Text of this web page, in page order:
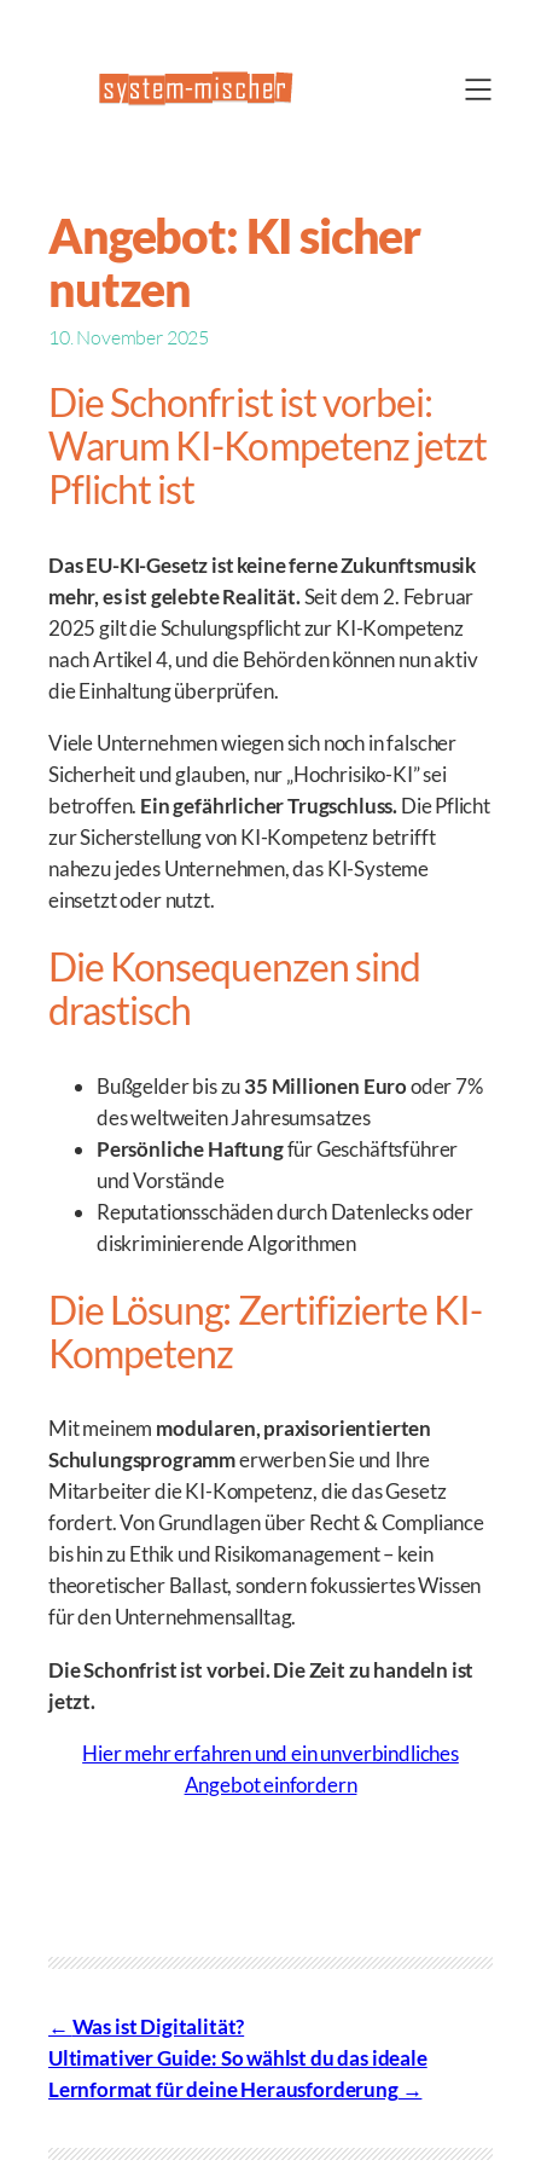
Angebot: KI sicher
nutzen
10. November 2025
Die Schonfrist ist vorbei:
Warum KI-Kompetenz jetzt
Pflicht ist
Das EU-KI-Gesetz ist keine ferne Zukunftsmusik
mehr, es ist gelebte Realität.Seit dem 2. Februar
2025 gilt die Schulungspflicht zur KI-Kompetenz
nach Artikel 4, und die Behörden können nun aktiv
die Einhaltung überprüfen.
Viele Unternehmen wiegen sich noch in falscher
Sicherheit und glauben, nur „Hochrisiko-KI” sei
betroffen. Ein gefährlicher Trugschluss.Die Pflicht
zur Sicherstellung von KI-Kompetenz betrifft
nahezu jedes Unternehmen, das KI-Systeme
einsetzt oder nutzt.
Die Konsequenzen sind
drastisch
Bußgelder bis zu35 Millionen Eurooder 7%
des weltweiten Jahresumsatzes
Persönliche Haftungfür Geschäftsführer
und Vorstände
Reputationsschäden durch Datenlecks oder
diskriminierende Algorithmen
Die Lösung: Zertifizierte KI-
Kompetenz
Mit meinem modularen, praxisorientierten
Schulungsprogrammerwerben Sie und Ihre
Mitarbeiter die KI-Kompetenz, die das Gesetz
fordert. Von Grundlagen über Recht & Compliance
bis hin zu Ethik und Risikomanagement – kein
theoretischer Ballast, sondern fokussiertes Wissen
für den Unternehmensalltag.
Die Schonfrist ist vorbei. Die Zeit zu handeln ist
jetzt.
Hier mehr erfahren und ein unverbindliches
Angebot einfordern
Was ist Digitalität?
Ultimativer Guide: So wählst du das ideale
Lernformat für deine Herausforderung